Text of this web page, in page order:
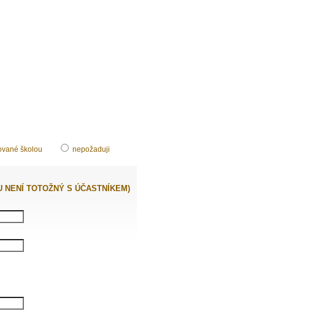
školou nepožaduji
TOTOŽNÝ S ÚČASTNÍKEM)